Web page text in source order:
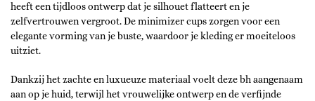
heeft een tijdloos ontwerp dat je silhouet flatteert en je
zelfvertrouwen vergroot. De minimizer cups zorgen voor een
elegante vorming van je buste, waardoor je kleding er moeiteloos
uitziet.
Dankzij het zachte en luxueuze materiaal voelt deze bh aangenaam
aan op je huid, terwijl het vrouwelijke ontwerp en de verfijnde